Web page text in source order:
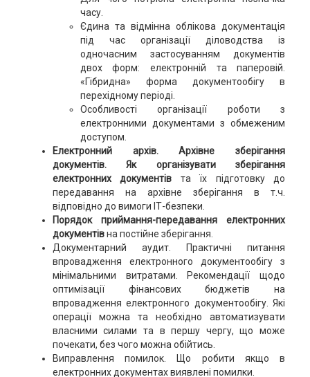
часу.
Єдина та відмінна облікова документація
під час організації діловодства із
одночасним застосуванням документів
двох форм: електронній та паперовій.
«Гібридна» форма документообігу в
перехідному періоді.
Особливості організації роботи з
електронними документами з обмеженим
доступом.
Електронний архів. Архівне зберігання
документів. Як організувати зберігання
електронних документів та їх підготовку до
передавання на архівне зберігання в т.ч.
відповідно до вимоги ІТ-безпеки.
Порядок приймання-передавання електронних
документівна постійне зберігання.
Документарний аудит. Практичні питання
впровадження електронного документообігу з
мінімальними витратами. Рекомендації щодо
оптимізації фінансових бюджетів на
впровадження електронного документообігу. Які
операції можна та необхідно автоматизувати
власними силами та в першу чергу, що може
почекати, без чого можна обійтись.
Виправлення помилок. Що робити якщо в
електронних документах виявлені помилки.